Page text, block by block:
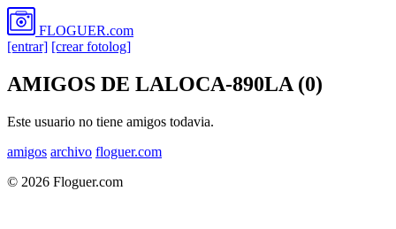
FLOGUER.com
[entrar] [crear fotolog]
AMIGOS DE LALOCA-890LA (0)
Este usuario no tiene amigos todavia.
amigos archivo floguer.com
© 2026 Floguer.com